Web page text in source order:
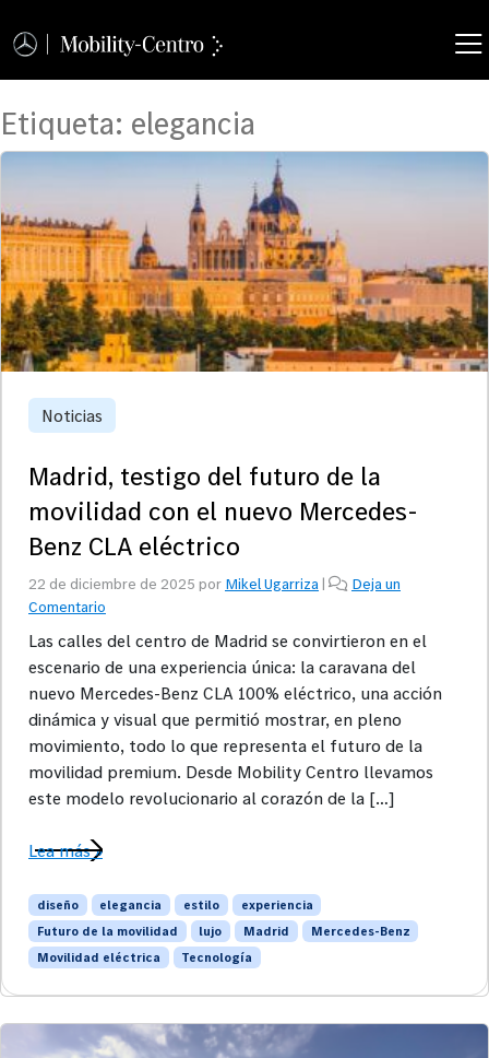
Etiqueta: elegancia
Noticias
Madrid, testigo del futuro de la
movilidad con el nuevo Mercedes-
Benz CLA eléctrico
22 de diciembre de 2025 por Mikel Ugarriza|
Deja un
Comentario
Las calles del centro de Madrid se convirtieron en el
escenario de una experiencia única: la caravana del
nuevo Mercedes-Benz CLA 100% eléctrico, una acción
dinámica y visual que permitió mostrar, en pleno
movimiento, todo lo que representa el futuro de la
movilidad premium. Desde Mobility Centro llevamos
este modelo revolucionario al corazón de la […]
Lea más »
diseño elegancia estilo
experiencia
Futuro de la movilidad
lujo Madrid
Mercedes-Benz
Movilidad eléctrica
Tecnología